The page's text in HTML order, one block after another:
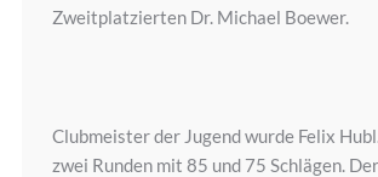
Zweitplatzierten Dr. Michael Boewer.
Clubmeister der Jugend wurde Felix
zwei Runden mit 85 und 75 Schlägen. Der